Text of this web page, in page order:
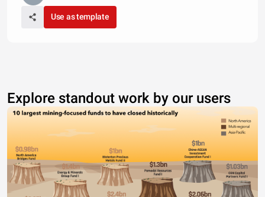
Use as template
Explore standout work by our users